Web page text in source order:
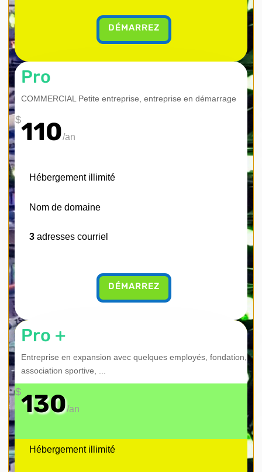
DÉMARREZ
Pro
COMMERCIAL Petite entreprise, entreprise en démarrage
$110/an
Hébergement illimité
Nom de domaine
3adresses courriel
DÉMARREZ
Pro +
Entreprise en expansion avec quelques employés, fondation,
association sportive, ...
$130/an
Hébergement illimité